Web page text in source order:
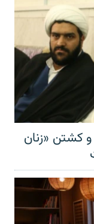
و کشتن «زنان